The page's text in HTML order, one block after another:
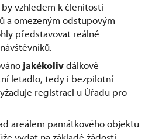
vzhledem k členitosti
a omezeným odstupovým
představovat reálné
jakékolivdálkově
letadlo, tedy i bezpilotní
registraci u Úřadu pro
areálem památkového objektu